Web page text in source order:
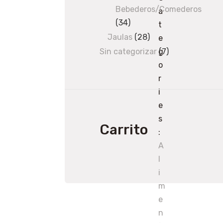
a
t
e
g
o
r
i
e
s
:
A
i
m
e
n
products
Bebederos/Comederos
3434
products
Jaulas 2828
products
Sin categorizar 77
Carrito